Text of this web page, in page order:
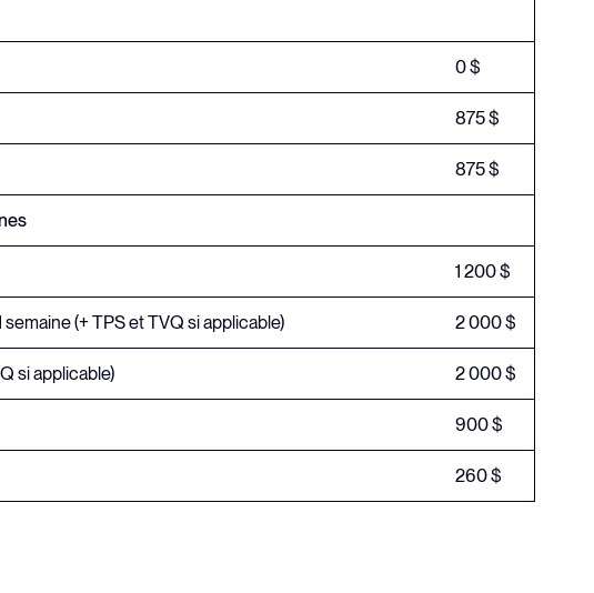
0 $
875 $
875 $
1 200 $
(+ TPS et TVQ si applicable) 2 000 $
si applicable) 2 000 $
900 $
restrictif 260 $